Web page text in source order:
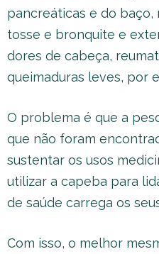
pancreáticas e do
tosse e bronquite e
dores de cabeça,
queimaduras leves, por
O problema é que a
que não foram
sustentar os usos
utilizar a capeba para
de saúde carrega os
Com isso, o melhor